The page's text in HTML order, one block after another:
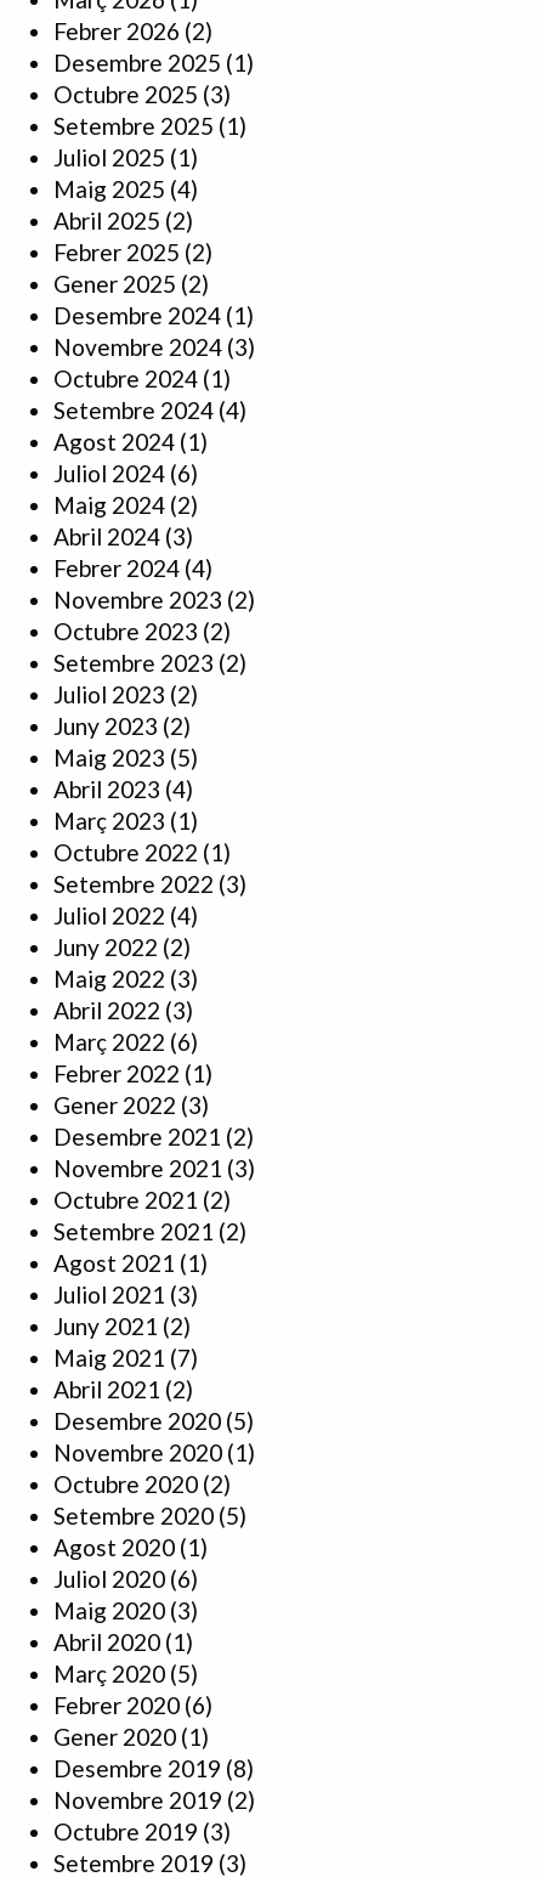
Febrer 2026 (2)
Desembre 2025 (1)
Octubre 2025 (3)
Setembre 2025 (1)
Juliol 2025 (1)
Maig 2025 (4)
Abril 2025 (2)
Febrer 2025 (2)
Gener 2025 (2)
Desembre 2024 (1)
Novembre 2024 (3)
Octubre 2024 (1)
Setembre 2024 (4)
Agost 2024 (1)
Juliol 2024 (6)
Maig 2024 (2)
Abril 2024 (3)
Febrer 2024 (4)
Novembre 2023 (2)
Octubre 2023 (2)
Setembre 2023 (2)
Juliol 2023 (2)
Juny 2023 (2)
Maig 2023 (5)
Abril 2023 (4)
Març 2023 (1)
Octubre 2022 (1)
Setembre 2022 (3)
Juliol 2022 (4)
Juny 2022 (2)
Maig 2022 (3)
Abril 2022 (3)
Març 2022 (6)
Febrer 2022 (1)
Gener 2022 (3)
Desembre 2021 (2)
Novembre 2021 (3)
Octubre 2021 (2)
Setembre 2021 (2)
Agost 2021 (1)
Juliol 2021 (3)
Juny 2021 (2)
Maig 2021 (7)
Abril 2021 (2)
Desembre 2020 (5)
Novembre 2020 (1)
Octubre 2020 (2)
Setembre 2020 (5)
Agost 2020 (1)
Juliol 2020 (6)
Maig 2020 (3)
Abril 2020 (1)
Març 2020 (5)
Febrer 2020 (6)
Gener 2020 (1)
Desembre 2019 (8)
Novembre 2019 (2)
Octubre 2019 (3)
Setembre 2019 (3)